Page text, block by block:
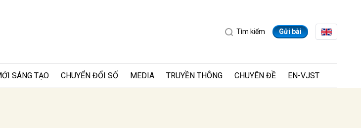
Tìm kiếm Gửi bài
SÁNG TẠO CHUYỂN ĐỔI SỐ MEDIA TRUYỀN THÔNG CHUYÊN ĐỀ EN-VJST